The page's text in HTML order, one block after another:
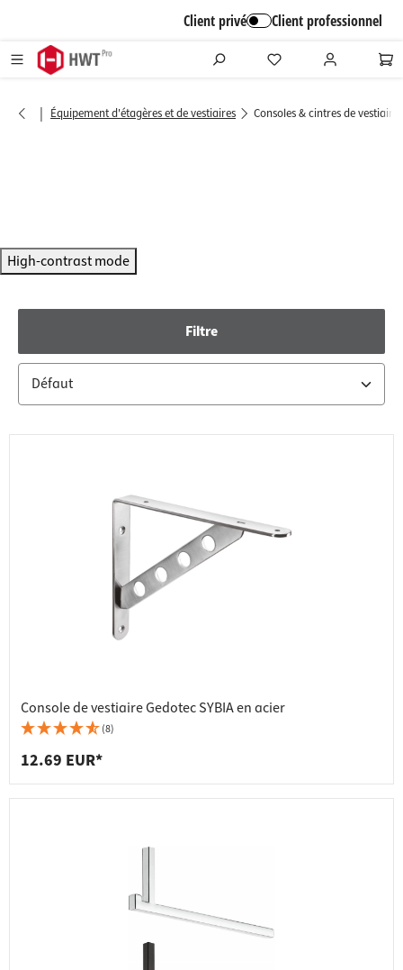
Client privé Client professionnel
| Équipement d'étagères et de vestiaires Consoles & cintres de vestiaires
High-contrast mode
Filtre
Console de vestiaire Gedotec SYBIA en acier
(8)
12.69 EUR*